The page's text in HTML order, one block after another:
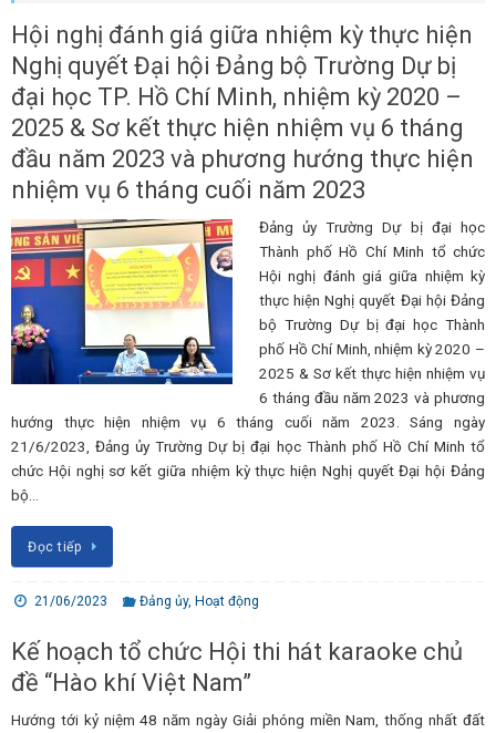
Hội nghị đánh giá giữa nhiệm kỳ thực hiện
Nghị quyết Đại hội Đảng bộ Trường Dự bị
đại học TP. Hồ Chí Minh, nhiệm kỳ 2020 –
2025 & Sơ kết thực hiện nhiệm vụ 6 tháng
đầu năm 2023 và phương hướng thực hiện
nhiệm vụ 6 tháng cuối năm 2023
Đảng ủy Trường Dự bị đại học
Thành phố Hồ Chí Minh tổ chức
Hội nghị đánh giá giữa nhiệm kỳ
thực hiện Nghị quyết Đại hội Đảng
bộ Trường Dự bị đại học Thành
phố Hồ Chí Minh, nhiệm kỳ 2020 –
2025 & Sơ kết thực hiện nhiệm vụ
6 tháng đầu năm 2023 và phương
hướng thực hiện nhiệm vụ 6 tháng cuối năm 2023. Sáng ngày
21/6/2023, Đảng ủy Trường Dự bị đại học Thành phố Hồ Chí Minh tổ
chức Hội nghị sơ kết giữa nhiệm kỳ thực hiện Nghị quyết Đại hội Đảng
bộ…
Đọc tiếp
21/06/2023 Đảng ủy,Hoạt động
Kế hoạch tổ chức Hội thi hát karaoke chủ
đề “Hào khí Việt Nam”
Hướng tới kỷ niệm 48 năm ngày Giải phóng miền Nam, thống nhất đất